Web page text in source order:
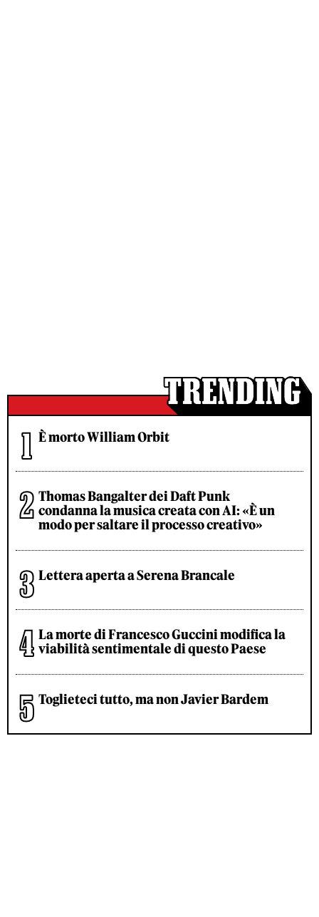
È morto William Orbit
Thomas Bangalter dei Daft Punk
condanna la musica creata con AI: «È un
modo per saltare il processo creativo»
Lettera aperta a Serena Brancale
La morte di Francesco Guccini modifica la
viabilità sentimentale di questo Paese
Toglieteci tutto, ma non Javier Bardem